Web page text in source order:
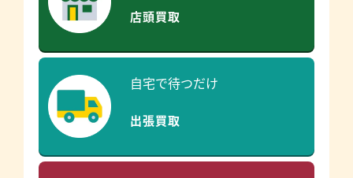
店頭買取
自宅で待つだけ
出張買取